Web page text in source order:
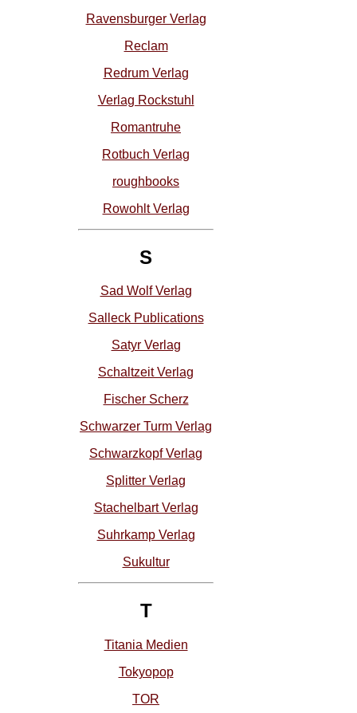
Ravensburger Verlag
Reclam
Redrum Verlag
Verlag Rockstuhl
Romantruhe
Rotbuch Verlag
roughbooks
Rowohlt Verlag
S
Sad Wolf Verlag
Salleck Publications
Satyr Verlag
Schaltzeit Verlag
Fischer Scherz
Schwarzer Turm Verlag
Schwarzkopf Verlag
Splitter Verlag
Stachelbart Verlag
Suhrkamp Verlag
Sukultur
T
Titania Medien
Tokyopop
TOR